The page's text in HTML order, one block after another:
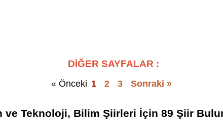
DİĞER SAYFALAR :
« Önceki 1 2 3 Sonraki »
ve Teknoloji, Bilim Şiirleri İçin89 Şiir